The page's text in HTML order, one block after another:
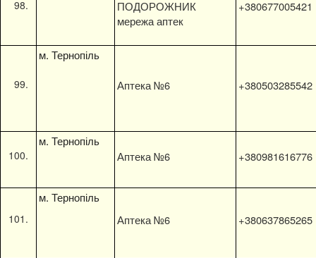
ПОДОРОЖНИК
мережа аптек
+380677005421
м. Тернопіль
Аптека №6 +380503285542
м. Тернопіль
Аптека №6 +380981616776
м. Тернопіль
Аптека №6 +380637865265